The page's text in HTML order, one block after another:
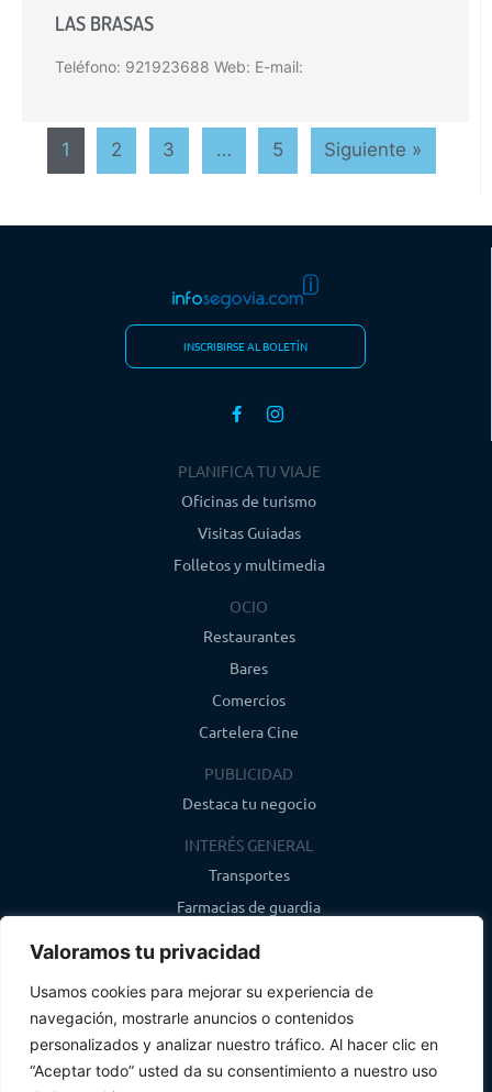
Valoramos tu privacidad
Usamos cookies para mejorar su experiencia de
navegación, mostrarle anuncios o contenidos
personalizados y analizar nuestro tráfico. Al hacer clic en
“Aceptar todo” usted da su consentimiento a nuestro uso
LAS BRASAS
Teléfono: 921923688 Web: E-mail:
1 2 3 … 5 Siguiente »
INSCRIBIRSE AL BOLETÍN
PLANIFICA TU VIAJE
Oficinas de turismo
Visitas Guiadas
Folletos y multimedia
OCIO
Restaurantes
Bares
Comercios
Cartelera Cine
PUBLICIDAD
Destaca tu negocio
INTERÉS GENERAL
Transportes
Farmacias de guardia
CONTACTO
info@infosegovia.com